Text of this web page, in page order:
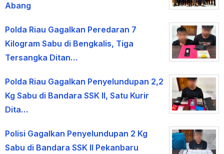
Abang
Polda Riau Gagalkan Peredaran 7
Kilogram Sabu di Bengkalis, Tiga
Tersangka Ditan…
Polda Riau Gagalkan Penyelundupan 2,2
Kg Sabu di Bandara SSK II, Satu Kurir
Dita…
Polisi Gagalkan Penyelundupan 2 Kg
Sabu di Bandara SSK II Pekanbaru